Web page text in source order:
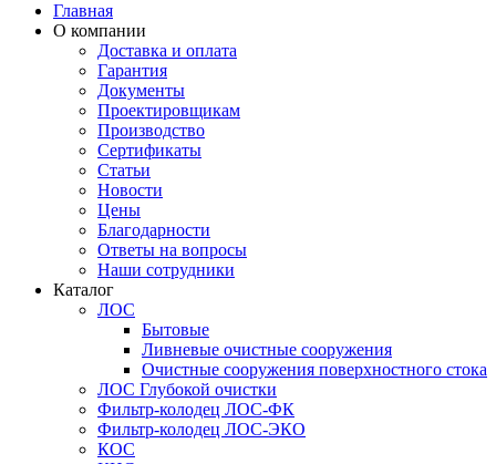
Главная
О компании
Доставка и оплата
Гарантия
Документы
Проектировщикам
Производство
Сертификаты
Статьи
Новости
Цены
Благодарности
Ответы на вопросы
Наши сотрудники
Каталог
ЛОС
Бытовые
Ливневые очистные сооружения
Очистные сооружения поверхностного стока
ЛОС Глубокой очистки
Фильтр-колодец ЛОС-ФК
Фильтр-колодец ЛОС-ЭКО
КОС